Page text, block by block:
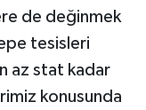
de değinmek
tesisleri
az stat kadar
konusunda